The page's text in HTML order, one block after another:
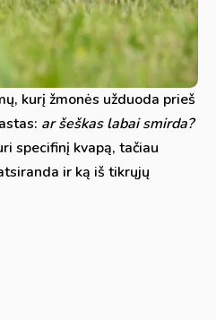
kurį žmonės užduoda prieš
ar šeškas labai smirda?
specifinį kvapą, tačiau
ir ką iš tikrųjų